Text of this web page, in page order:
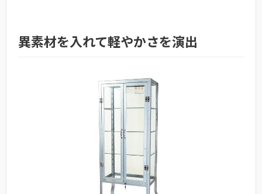
異素材を入れて軽やかさを演出